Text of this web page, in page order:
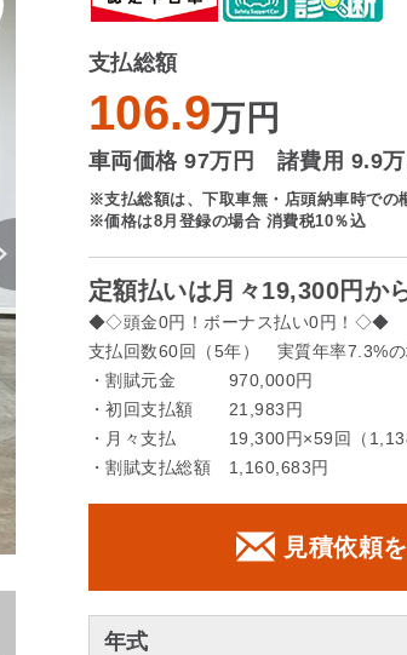
支払総額
106.9万円
車両価格 97万円 諸費用 9.9万
※支払総額は、下取車無・店頭納車時での
※価格は8月登録の場合 消費税10％込
定額払いは月々19,300円か
◆◇頭金0円！ボーナス払い0円！◇◆
支払回数60回（5年） 実質年率7.3%の
・割賦元金 970,000円
・初回支払額 21,983円
・月々支払 19,300円×59回（
・割賦支払総額 1,160,683円
見積依頼
年式